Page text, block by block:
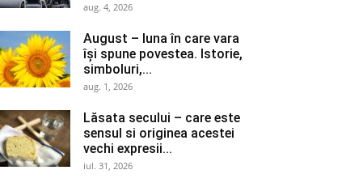
aug. 4, 2026
August – luna în care vara
își spune povestea. Istorie,
simboluri,...
aug. 1, 2026
Lăsata secului – care este
sensul si originea acestei
vechi expresii...
iul. 31, 2026